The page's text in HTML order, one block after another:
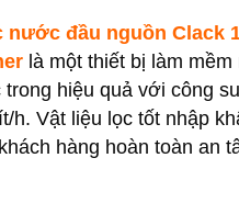
nước đầu nguồnClack
là một thiết bị làm
trong hiệu quả với công
h. Vật liệu lọc tốt nhập
hàng hoàn toàn an